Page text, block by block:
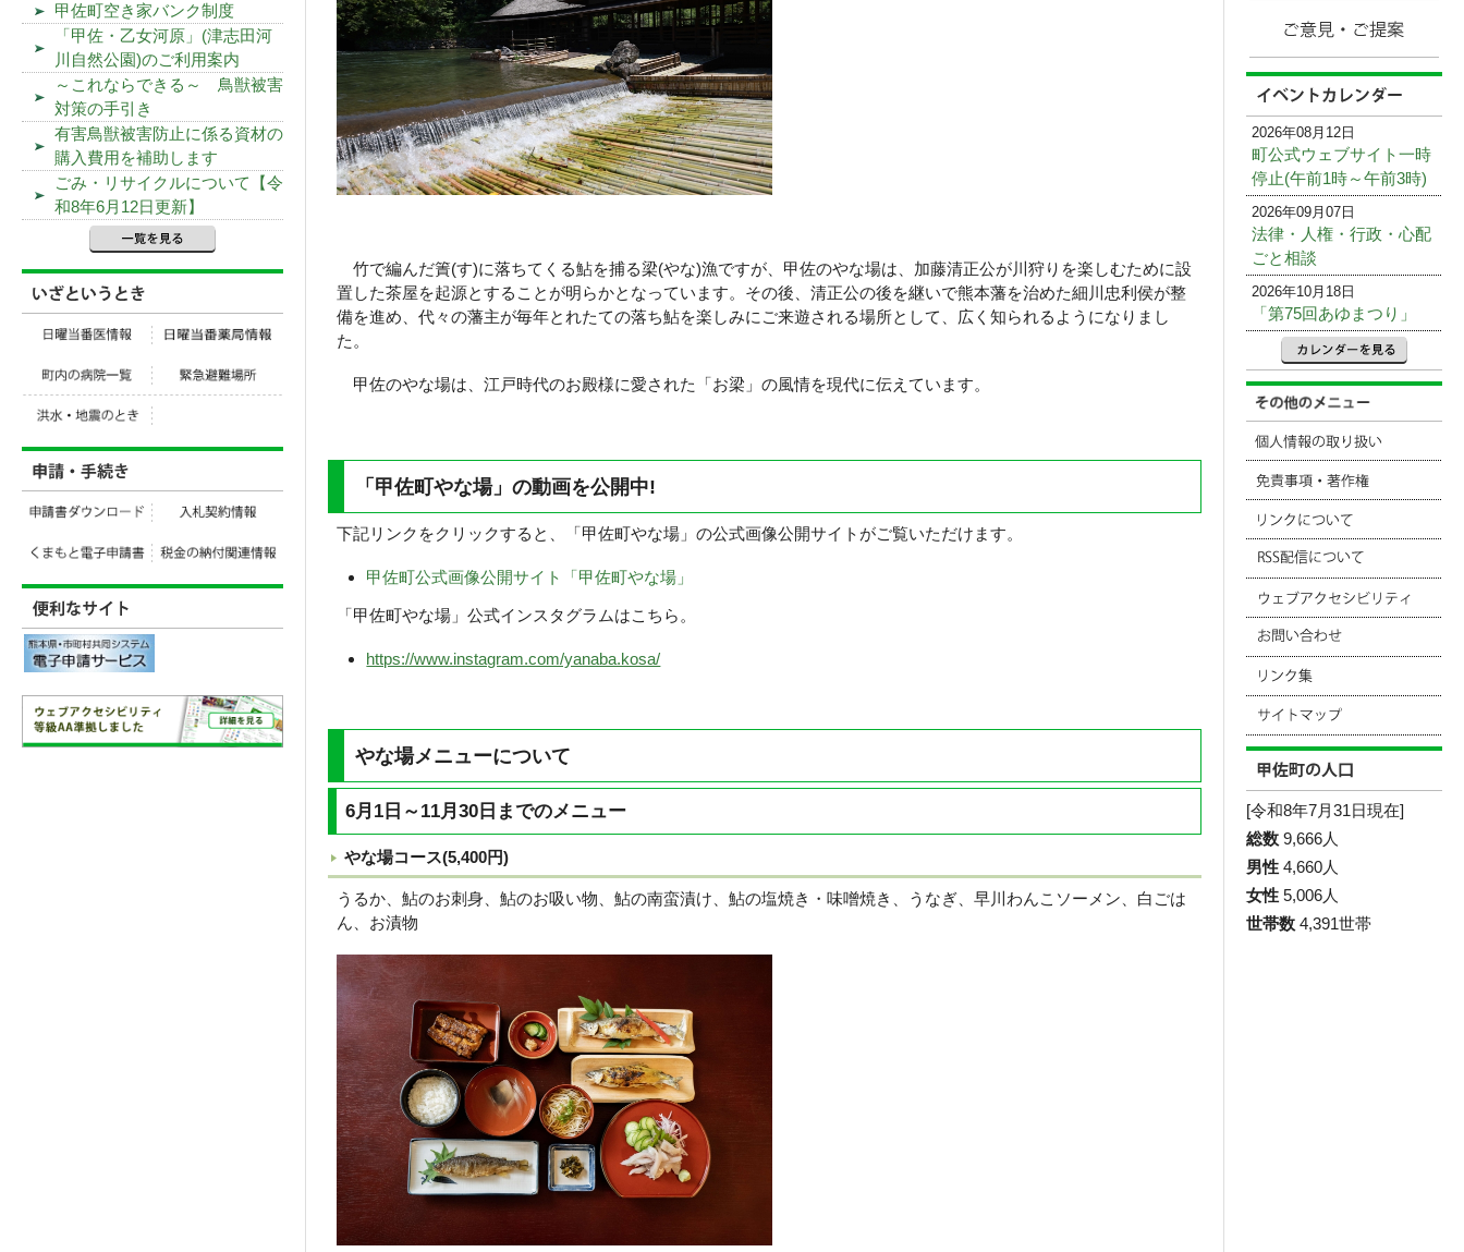
竹で編んだ簀(す)に落ちてくる鮎を捕る梁(やな)漁ですが、甲佐のやな場は、加藤清正公が川狩りを楽しむために設
置した茶屋を起源とすることが明らかとなっています。その後、清正公の後を継いで熊本藩を治めた細川忠利侯が整
備を進め、代々の藩主が毎年とれたての落ち鮎を楽しみにご来遊される場所として、広く知られるようになりまし
た。
甲佐のやな場は、江戸時代のお殿様に愛された「お梁」の風情を現代に伝えています。
「甲佐町やな場」の動画を公開中!
下記リンクをクリックすると、「甲佐町やな場」の公式画像公開サイトがご覧いただけます。
甲佐町公式画像公開サイト「甲佐町やな場」
「甲佐町やな場」公式インスタグラムはこちら。
https://www.instagram.com/yanaba.kosa/
やな場メニューについて
6月1日～11月30日までのメニュー
やな場コース(5,400円)
うるか、鮎のお刺身、鮎のお吸い物、鮎の南蛮漬け、鮎の塩焼き・味噌焼き、うなぎ、早川わんこソーメン、白ごは
ん、お漬物
2026年08月12日
町公式ウェブサイト一時
停止(午前1時～午前3時)
2026年09月07日
法律・人権・行政・心配
ごと相談
2026年10月18日
「第75回あゆまつり」
[令和8年7月31日現在]
総数 9,666人
男性 4,660人
女性 5,006人
世帯数 4,391世帯
甲佐町空き家バンク制度
「甲佐・乙女河原」(津志田河
川自然公園)のご利用案内
～これならできる～ 鳥獣被害
対策の手引き
有害鳥獣被害防止に係る資材の
購入費用を補助します
ごみ・リサイクルについて【令
和8年6月12日更新】